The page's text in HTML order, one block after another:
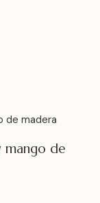
mango de